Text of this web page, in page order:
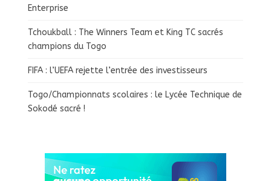
Enterprise
Tchoukball : The Winners Team et King TC sacrés
champions du Togo
FIFA : l’UEFA rejette l’entrée des investisseurs
Togo/Championnats scolaires : le Lycée Technique de
Sokodé sacré !